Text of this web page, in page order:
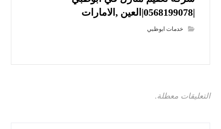
|0568199078|العين ,الامارات
خدمات ابوظبي
التعليقات معطلة.